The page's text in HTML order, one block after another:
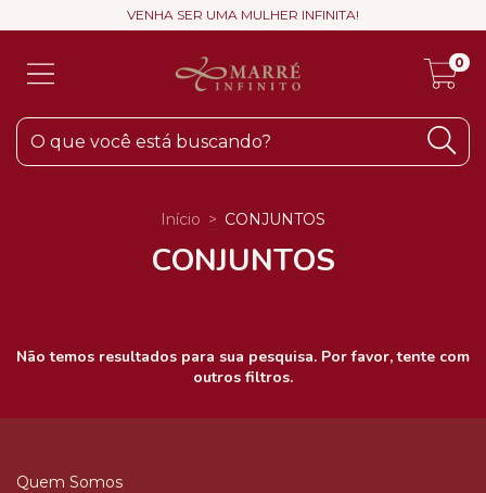
VENHA SER UMA MULHER INFINITA!
0
Início > CONJUNTOS
CONJUNTOS
Não temos resultados para sua pesquisa. Por favor, tente com
outros filtros.
Quem Somos